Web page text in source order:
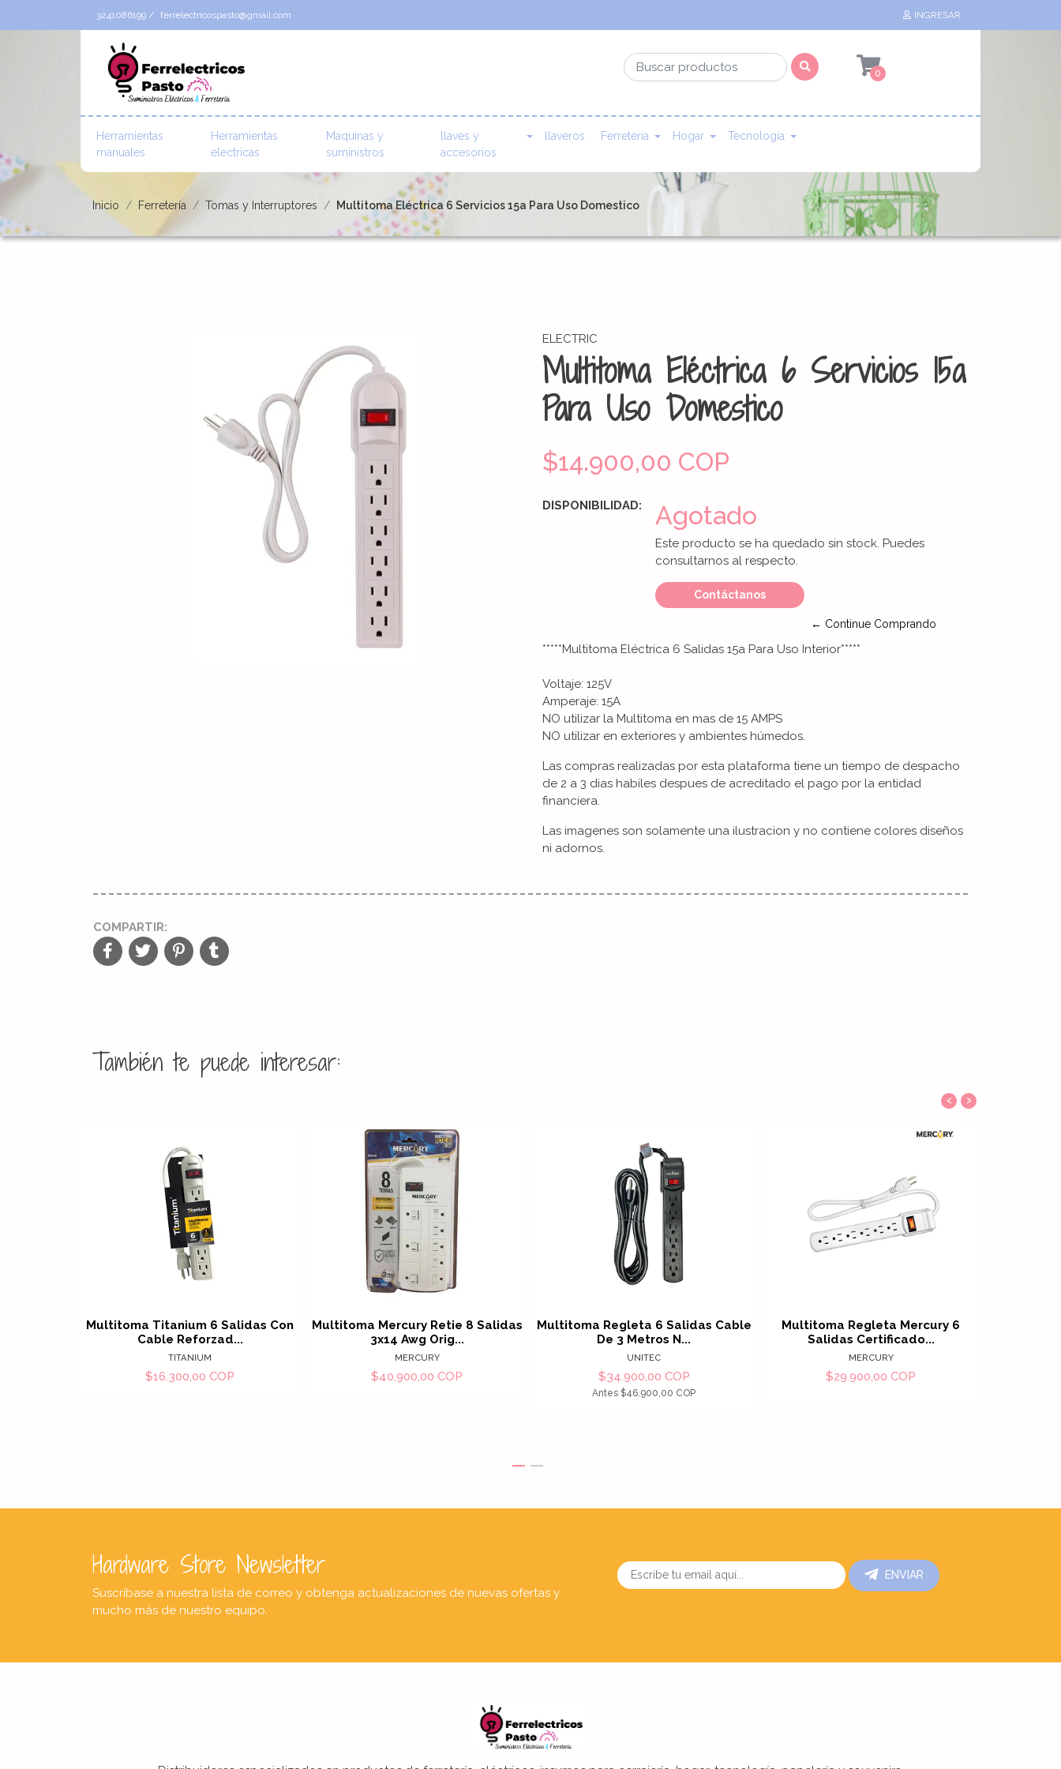
3241086199 / ferrelectricospasto@gmail.com INGRESAR
0
Herramientas
manuales
Herramientas
electricas
Maquinas y
suministros
llaves y
accesorios
llaveros Ferretería Hogar Tecnología
Inicio Ferretería Tomas y Interruptores Multitoma Eléctrica 6 Servicios 15a Para Uso Domestico
ELECTRIC
Multitoma Eléctrica 6 Servicios 15a
Para Uso Domestico
$14.900,00 COP
DISPONIBILIDAD: Agotado
Este producto se ha quedado sin stock. Puedes
consultarnos al respecto.
Contáctanos
← Continue Comprando
*****Multitoma Eléctrica 6 Salidas 15a Para Uso Interior*****
Voltaje: 125V
Amperaje: 15A
NO utilizar la Multitoma en mas de 15 AMPS
NO utilizar en exteriores y ambientes húmedos.
Las compras realizadas por esta plataforma tiene un tiempo de despacho
de 2 a 3 dias habiles despues de acreditado el pago por la entidad
financiera.
Las imagenes son solamente una ilustracion y no contiene colores diseños
ni adornos.
COMPARTIR:
También te puede interesar:
Multitoma Titanium 6 Salidas Con
Cable Reforzad...
TITANIUM
$16.300,00 COP
Multitoma Mercury Retie 8 Salidas
3x14 Awg Orig...
MERCURY
$40.900,00 COP
Ver detalles
Multitoma Regleta 6 Salidas Cable
De 3 Metros N...
UNITEC
$34.900,00 COP
Antes$46.900,00 COP
Ver detalles
Multitoma Regleta Mercury 6
Salidas Certificado...
MERCURY
$29.900,00 COP
‹ ›
Hardware Store Newsletter
Suscríbase a nuestra lista de correo y obtenga actualizaciones de nuevas ofertas y
mucho más de nuestro equipo.
ENVIAR